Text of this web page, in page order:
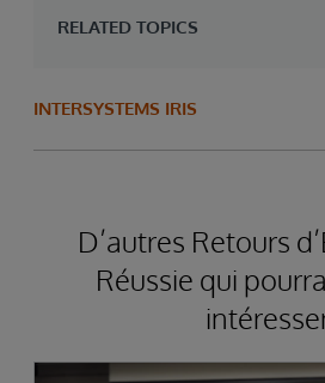
RELATED TOPICS
INTERSYSTEMS IRIS
D’autres Retours
Réussie qui